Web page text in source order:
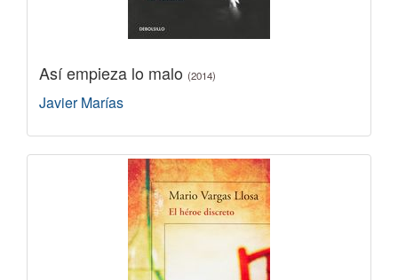
Así empieza lo malo (2014)
Javier Marías